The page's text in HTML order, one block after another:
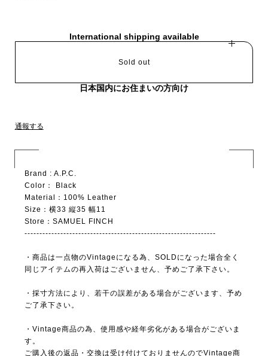
International shipping available
Sold out
日本国内にお住まいの方向け
通報する
Brand : A.P.C.
Color： Black
Material：100% Leather
Size：横33 縦35 幅11
Store：SAMUEL FINCH
----------------------------------------------------------------
・商品は一点物のVintageになる為、SOLDになった場合全く
同じアイテムの再入荷はございません、予めご了承下さい。
・採寸方法により、若干の誤差がある場合がございます、予め
ご了承下さい。
・Vintage商品の為、使用感や経年劣化がある場合がございま
す。
ご購入後の返品・交換は受け付けておりませんのでVintage商